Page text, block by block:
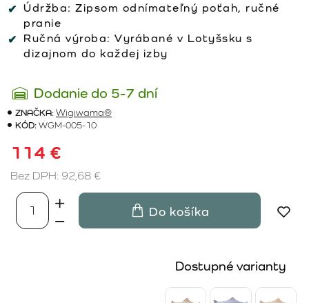
Údržba: Zipsom odnímateľný poťah, ručné
pranie
Ručná výroba: Vyrábané v Lotyšsku s
dizajnom do každej izby
Dodanie do 5-7 dní
ZNAČKA:Wigiwama®
KÓD:WGM-005-10
114 €
Bez DPH: 92,68 €
Do košíka
Dostupné varianty